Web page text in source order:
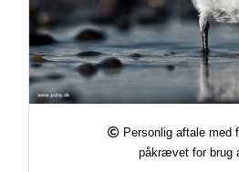
Personlig aftale med
påkrævet for brug